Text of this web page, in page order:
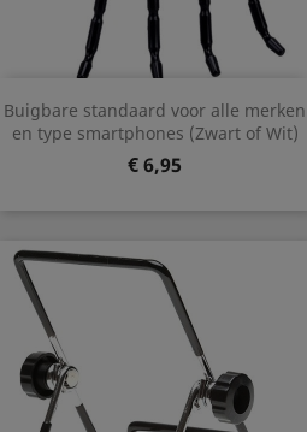
Buigbare standaard voor alle merken
en type smartphones (Zwart of Wit)
Prijs
€ 6,95